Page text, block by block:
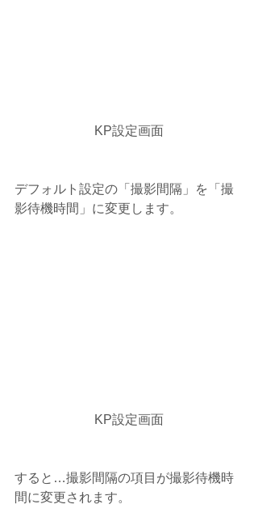
KP設定画面
デフォルト設定の「撮影間隔」を「撮
影待機時間」に変更します。
KP設定画面
すると…撮影間隔の項目が撮影待機時
間に変更されます。